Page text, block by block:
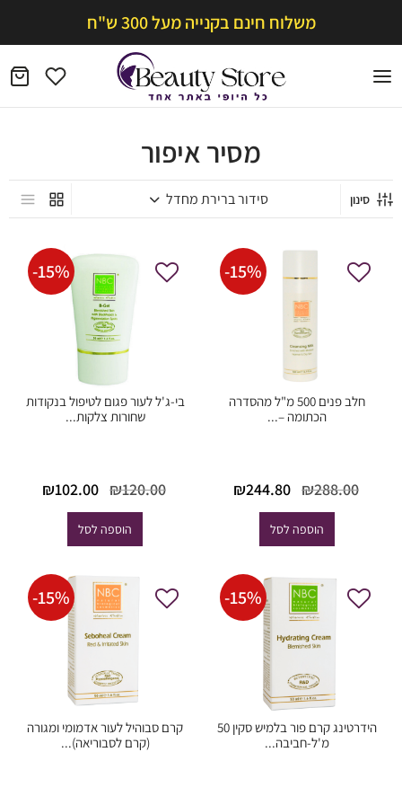
משלוח חינם בקנייה מעל 300 ש"ח
מסיר איפור
סינון
-15%
חלב פנים 500 מ"ל מהסדרה
הכתומה –...
₪288.00
המחיר
היה:
₪288.00.
₪244.80
הוספה לסל
-15%
בי-ג'ל לעור פגום לטיפול בנקודות
שחורות צלקות...
₪120.00
המחיר
היה:
₪120.00.
₪102.00
הוספה לסל
-15%
הידרטינג קרם פור בלמיש סקין 50
מ'ל-חביבה...
-15%
קרם סבוהיל לעור אדמומי ומגורה
(קרם לסבוריאה)...